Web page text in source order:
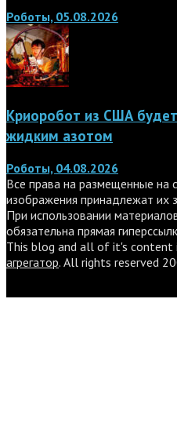
Роботы, 05.08.2026
Криоробот из США
жидким азотом
Роботы, 04.08.2026
Все права на размещенные на
изображения принадлежат их
При использовании
обязательна прямая
This blog and all of it's
агрегатор. All rights reserved